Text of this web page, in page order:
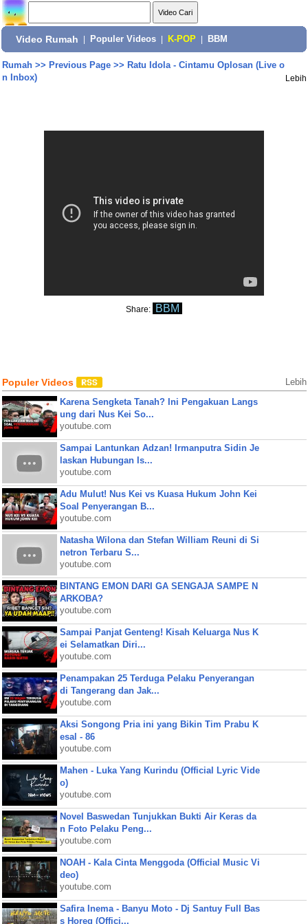
Video Rumah Populer Videos K-POP BBM
Rumah>> Previous Page>> Ratu Idola - Cintamu Oplosan (Live o
n Inbox)
Lebih
Share: BBM
Populer Videos Lebih
Karena Sengketa Tanah? Ini Pengakuan Langs
ung dari Nus Kei So...
youtube.com
Sampai Lantunkan Adzan! Irmanputra Sidin Je
laskan Hubungan Is...
youtube.com
Adu Mulut! Nus Kei vs Kuasa Hukum John Kei
Soal Penyerangan B...
youtube.com
Natasha Wilona dan Stefan William Reuni di Si
netron Terbaru S...
youtube.com
BINTANG EMON DARI GA SENGAJA SAMPE N
ARKOBA?
youtube.com
Sampai Panjat Genteng! Kisah Keluarga Nus K
ei Selamatkan Diri...
youtube.com
Penampakan 25 Terduga Pelaku Penyerangan
di Tangerang dan Jak...
youtube.com
Aksi Songong Pria ini yang Bikin Tim Prabu K
esal - 86
youtube.com
Mahen - Luka Yang Kurindu (Official Lyric Vide
o)
youtube.com
Novel Baswedan Tunjukkan Bukti Air Keras da
n Foto Pelaku Peng...
youtube.com
NOAH - Kala Cinta Menggoda (Official Music Vi
deo)
youtube.com
Safira Inema - Banyu Moto - Dj Santuy Full Bas
s Horeg (Offici...